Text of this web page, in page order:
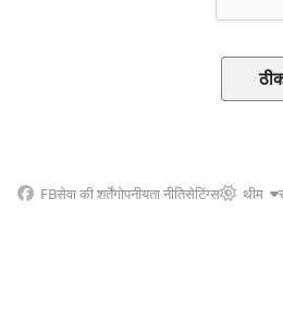
FBसेवा की शर्तेंगोपनीयता नीतिसेटिंग्स थीम